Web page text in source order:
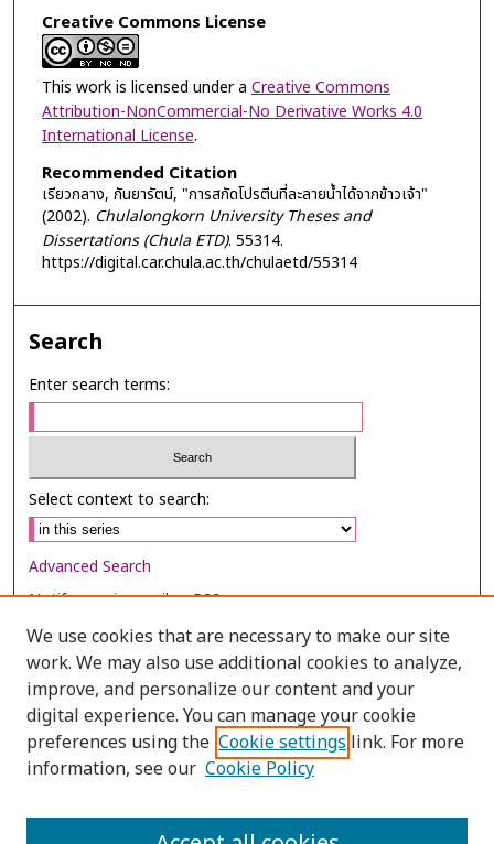
Creative Commons License
This work is licensed under a Creative Commons
Attribution-NonCommercial-No Derivative Works 4.0
International License.
Recommended Citation
เรียวกลาง, กันยารัตน์, "การสกัดโปรตีนที่ละลายน้ำได้จากข้าวเจ้า"
(2002). Chulalongkorn University Theses and
Dissertations (Chula ETD). 55314.
https://digital.car.chula.ac.th/chulaetd/55314
Search
Enter search terms:
Select context to search:
Advanced Search
Notify me via email orRSS
Browse
Collections
Disciplines
Authors
We use cookies that are necessary to make our site
work. We may also use additional cookies to analyze,
improve, and personalize our content and your
digital experience. You can manage your cookie
preferences using the Cookie settings link. For more
information, see our Cookie Policy